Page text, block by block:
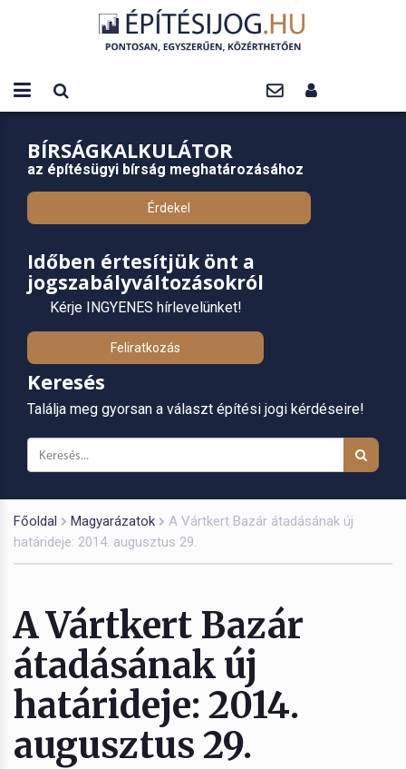
BÍRSÁGKALKULÁTOR
az építésügyi bírság meghatározásához
Érdekel
Időben értesítjük önt a
jogszabályváltozásokról
Kérje INGYENES hírlevelünket!
Feliratkozás
Keresés
Találja meg gyorsan a választ építési jogi kérdéseire!
Főoldal Magyarázatok
A Vártkert Bazár átadásának új
határideje: 2014. augusztus 29.
A Vártkert Bazár
átadásának új
határideje: 2014.
augusztus 29.